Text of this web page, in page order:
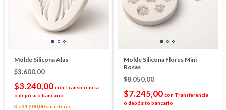
Molde Silicona Alas
$3.600,00
$3.240,00 con Transferencia
o depósito bancario
3 x$1.200,00 sin interés
Molde Silicona Flores Mini
Rosas
$8.050,00
$7.245,00 con Transferencia
o depósito bancario